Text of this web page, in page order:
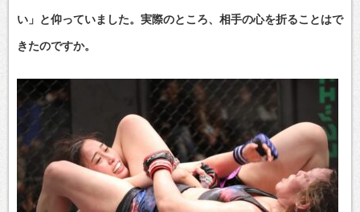
い」と仰っていました。実際のところ、相手の心を折ることはで
きたのですか。